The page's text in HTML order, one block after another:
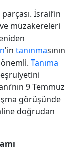
İsrail’in
müzakereleri
'in tanınmasının
Tanıma
9 Temmuz
görüşünde
doğrudan